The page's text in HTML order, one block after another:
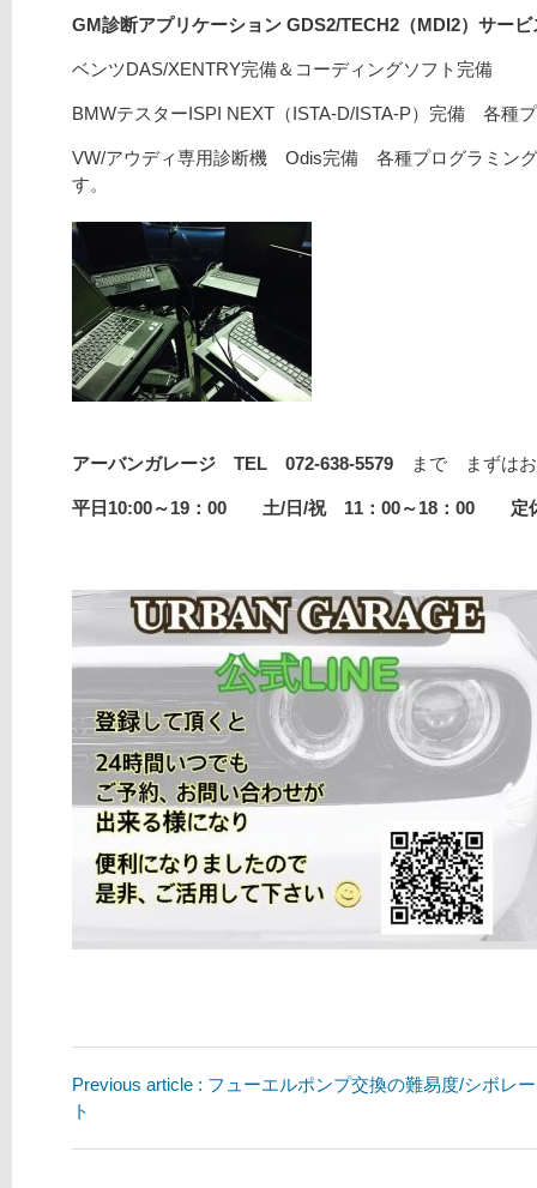
GM診断アプリケーション GDS2/TECH2（MDI2）サー
ベンツDAS/XENTRY完備＆コーディングソフト完備
BMWテスターISPI NEXT（ISTA-D/ISTA-P）完備 各種
VW/アウディ専用診断機 Odis完備 各種プログラミン
す。
アーバンガレージ TEL 072-638-5579 まで まずは
平日10:00～19：00 土/日/祝 11：00～18：00 定
Previous article : フューエルポンプ交換の難易度/シボレ
ト